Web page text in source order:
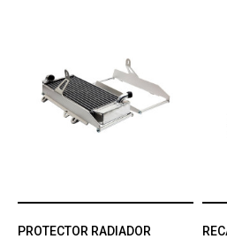
PROTECTOR RADIADOR